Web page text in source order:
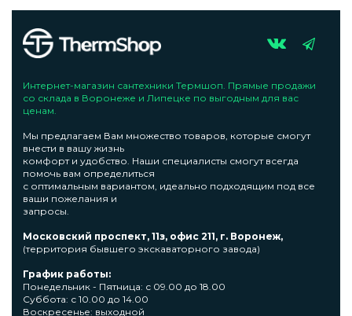
Интернет-магазин сантехники Термшоп. Прямые продажи
со склада в Воронеже и Липецке по выгодным для вас
ценам.
Мы предлагаем Вам множество товаров, которые смогут
внести в вашу жизнь
комфорт и удобство. Наши специалисты смогут всегда
помочь вам определиться
с оптимальным вариантом, идеально подходящим под все
ваши пожелания и
запросы.
Московский проспект, 11з, офис 211, г. Воронеж,
(территория бывшего экскаваторного завода)
График работы:
Понедельник - Пятница: с 09.00 до 18.00
Суббота: с 10.00 до 14.00
Воскресенье: выходной